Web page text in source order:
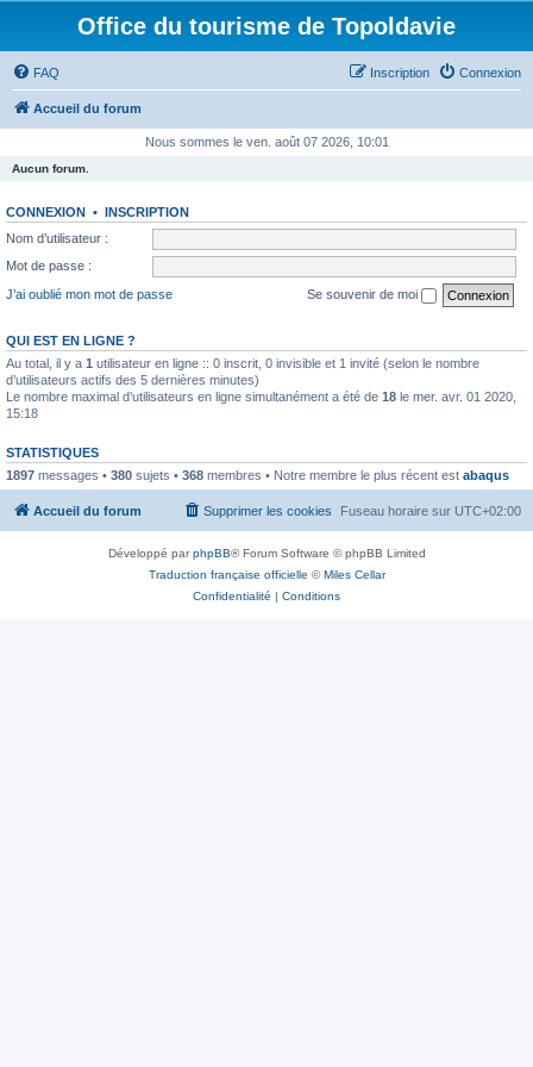
Office du tourisme de Topoldavie
FAQ Connexion
Inscription
Accueil du forum
Nous sommes le ven. août 07 2026, 10:01
Aucun forum.
CONNEXION • INSCRIPTION
Nom d’utilisateur :
Mot de passe :
J’ai oublié mon mot de passe
Se souvenir de moi
QUI EST EN LIGNE ?
Au total, il y a 1 utilisateur en ligne :: 0 inscrit, 0 invisible et 1 invité (selon le nombre
d’utilisateurs actifs des 5 dernières minutes)
Le nombre maximal d’utilisateurs en ligne simultanément a été de 18 le mer. avr. 01 2020,
15:18
STATISTIQUES
1897 messages • 380 sujets • 368 membres • Notre membre le plus récent est abaqus
Accueil du forum Fuseau horaire sur UTC+02:00
Supprimer les cookies
Développé parphpBB® Forum Software © phpBB Limited
Traduction française officielle ©Miles Cellar
Confidentialité | Conditions